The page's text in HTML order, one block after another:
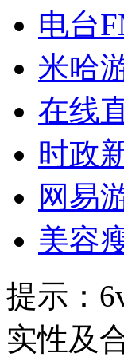
电台
米哈
在线
时政
网易
美容
提示：
实性及